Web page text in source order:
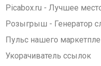
Picabox.ru - Лучшее
Розыгрыш - Генератор
Пульс нашего
Укорачиватель ссылок